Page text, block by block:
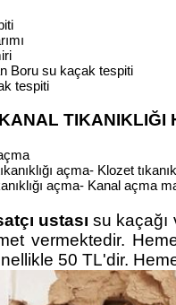
Boru su kaçak tespiti
tespiti
TIKANIKLIĞI
açma- Klozet
açma- Kanal açma
ustası su kaçağı
vermektedir.
50 TL'dir.